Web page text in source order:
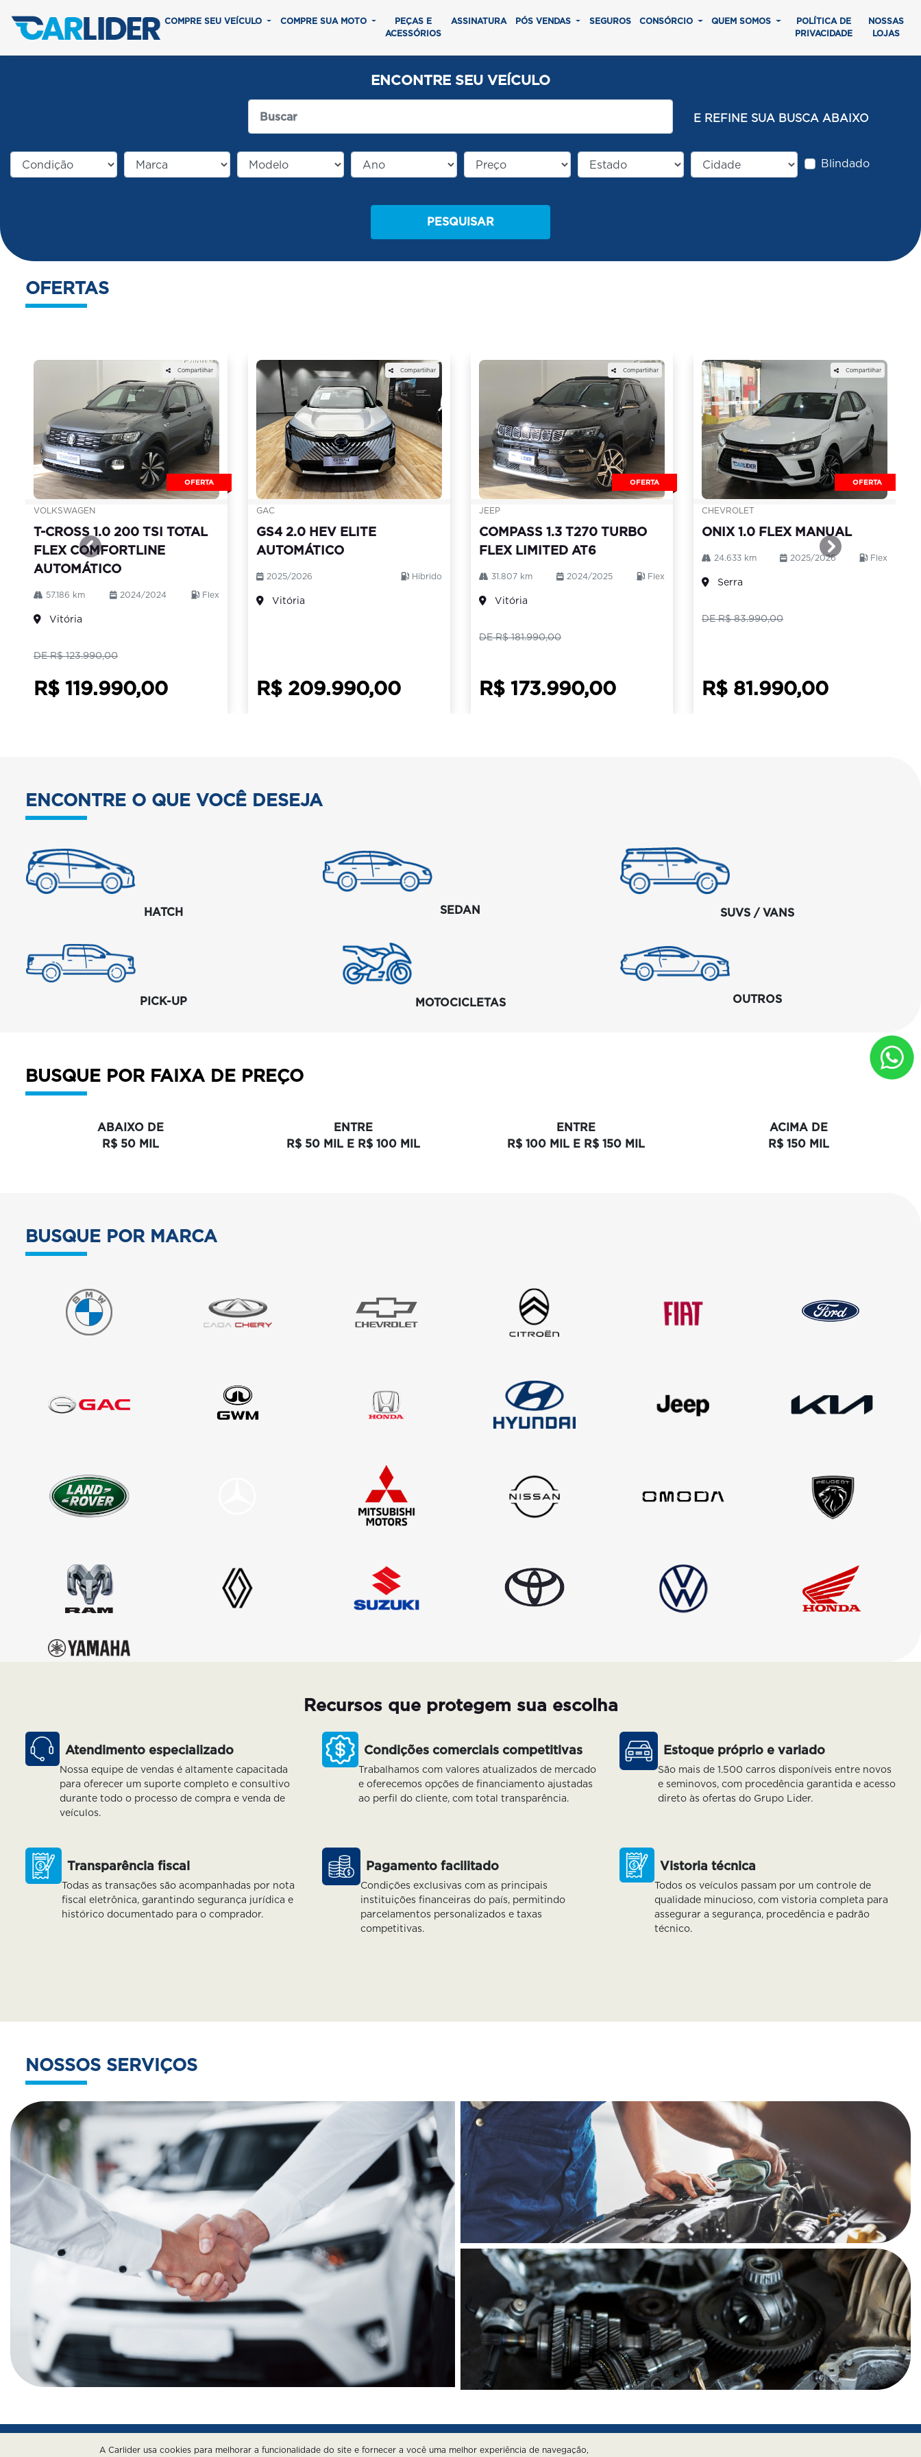
COMPRE SEU VEÍCULO COMPRE SUA MOTO
PEÇAS E
ACESSÓRIOS
ASSINATURA PÓS VENDAS SEGUROS CONSÓRCIO QUEM SOMOS
POLÍTICA DE
PRIVACIDADE
NOSSAS
LOJAS
ENCONTRE SEU VEÍCULO
E REFINE SUA BUSCA ABAIXO
Blindado
PESQUISAR
OFERTAS
OFERTA
Compartilhar
VOLKSWAGEN
T-CROSS 1.0 200 TSI TOTAL
FLEX COMFORTLINE
AUTOMÁTICO
57.186 km 2024/2024 Flex
Vitória
DE R$ 123.990,00
R$ 119.990,00
Compartilhar
GAC
GS4 2.0 HEV ELITE
AUTOMÁTICO
2025/2026 Hibrido
Vitória
R$ 209.990,00
OFERTA
Compartilhar
JEEP
COMPASS 1.3 T270 TURBO
FLEX LIMITED AT6
31.807 km 2024/2025 Flex
Vitória
DE R$ 181.990,00
R$ 173.990,00
OFERTA
Compartilhar
CHEVROLET
ONIX 1.0 FLEX MANUAL
24.633 km 2025/2026 Flex
Serra
DE R$ 83.990,00
R$ 81.990,00
templates.template-01.components.carousel.texts.control_prev
ENCONTRE O QUE VOCÊ DESEJA
HATCH SEDAN SUVS / VANS
PICK-UP MOTOCICLETAS OUTROS
BUSQUE POR FAIXA DE PREÇO
ABAIXO DE
R$ 50 MIL
ENTRE
R$ 50 MIL E R$ 100 MIL
ENTRE
R$ 100 MIL E R$ 150 MIL
ACIMA DE
R$ 150 MIL
BUSQUE POR MARCA
Recursos que protegem sua escolha
Atendimento especializado
Nossa equipe de vendas é altamente capacitada
para oferecer um suporte completo e consultivo
durante todo o processo de compra e venda de
veículos.
Condições comerciais competitivas
Trabalhamos com valores atualizados de mercado
e oferecemos opções de financiamento ajustadas
ao perfil do cliente, com total transparência.
Estoque próprio e variado
São mais de 1.500 carros disponíveis entre novos
e seminovos, com procedência garantida e acesso
direto às ofertas do Grupo Lider.
Transparência fiscal
Todas as transações são acompanhadas por nota
fiscal eletrônica, garantindo segurança jurídica e
histórico documentado para o comprador.
Pagamento facilitado
Condições exclusivas com as principais
instituições financeiras do país, permitindo
parcelamentos personalizados e taxas
competitivas.
Vistoria técnica
Todos os veículos passam por um controle de
qualidade minucioso, com vistoria completa para
assegurar a segurança, procedência e padrão
técnico.
NOSSOS SERVIÇOS
A Carlider usa cookies para melhorar a funcionalidade do site e fornecer a você uma melhor experiência de navegação,